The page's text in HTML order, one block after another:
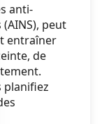
anti-
peut
entraîner
de
planifiez